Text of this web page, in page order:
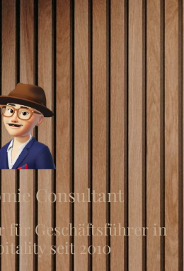
Consultant
für Geschäftsführer in
seit 2010